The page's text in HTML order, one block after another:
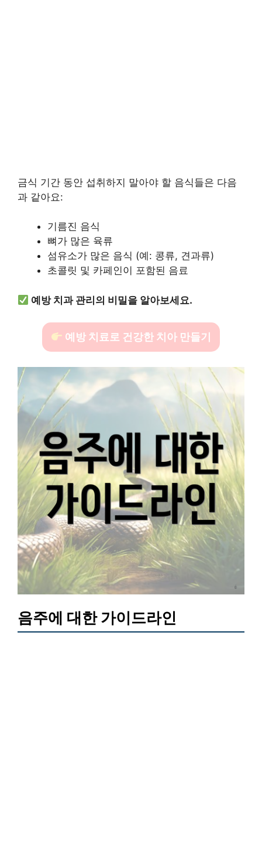
금식 기간 동안 섭취하지 말아야 할 음식들은 다음
과 같아요:
기름진 음식
뼈가 많은 육류
섬유소가 많은 음식 (예: 콩류, 견과류)
초콜릿 및 카페인이 포함된 음료
예방 치과 관리의 비밀을 알아보세요.
예방 치료로 건강한 치아 만들기
음주에 대한 가이드라인